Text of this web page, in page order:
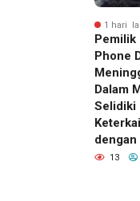
1 hari
Pemilik
Phone
Dalam
Selidiki
13